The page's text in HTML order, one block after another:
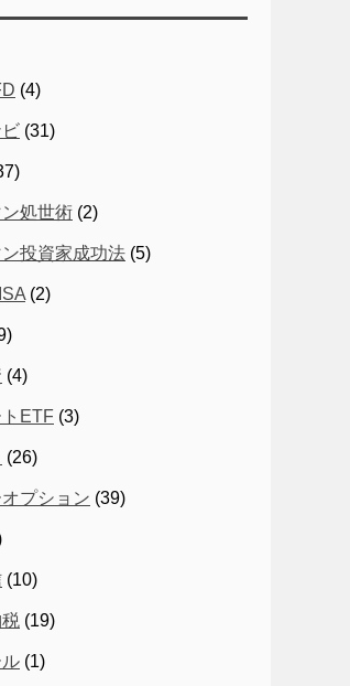
(4)
(31)
処世術 (2)
投資家成功法 (5)
(2)
(4)
トETF (3)
(26)
プション (39)
(10)
(19)
(1)